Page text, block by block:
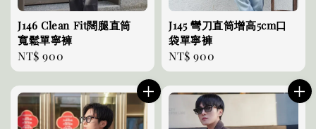
J146 Clean Fit闊腿直筒
寬鬆單寧褲
Regular
price
NT$ 900
J145 彎刀直筒增高5cm口
袋單寧褲
Regular
price
NT$ 900